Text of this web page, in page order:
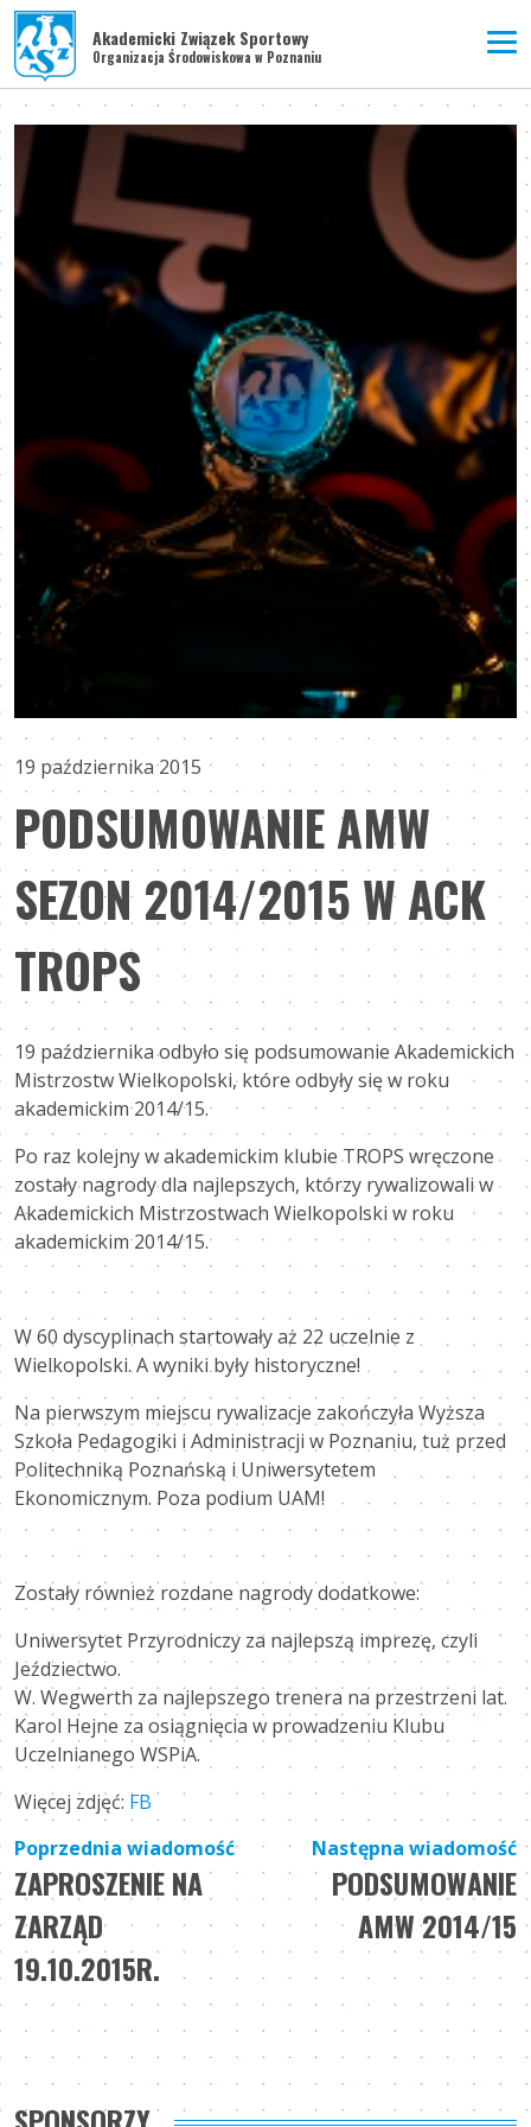
Akademicki Związek Sportowy
Organizacja Środowiskowa w Poznaniu
19 października 2015
PODSUMOWANIE AMW
SEZON 2014/2015 W ACK
TROPS
19 października odbyło się podsumowanie Akademickich
Mistrzostw Wielkopolski, które odbyły się w roku
akademickim 2014/15.
Po raz kolejny w akademickim klubie TROPS wręczone
zostały nagrody dla najlepszych, którzy rywalizowali w
Akademickich Mistrzostwach Wielkopolski w roku
akademickim 2014/15.
W 60 dyscyplinach startowały aż 22 uczelnie z
Wielkopolski. A wyniki były historyczne!
Na pierwszym miejscu rywalizacje zakończyła Wyższa
Szkoła Pedagogiki i Administracji w Poznaniu, tuż przed
Politechniką Poznańską i Uniwersytetem
Ekonomicznym. Poza podium UAM!
Zostały również rozdane nagrody dodatkowe:
Uniwersytet Przyrodniczy za najlepszą imprezę, czyli
Jeździectwo.
W. Wegwerth za najlepszego trenera na przestrzeni lat.
Karol Hejne za osiągnięcia w prowadzeniu Klubu
Uczelnianego WSPiA.
Więcej zdjęć: FB
Nawigacja
wpisu
Poprzednia wiadomość
ZAPROSZENIE NA
ZARZĄD
19.10.2015R.
Następna wiadomość
PODSUMOWANIE
AMW 2014/15